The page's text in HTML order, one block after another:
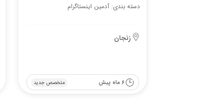
دسته بندی: آدمین اینستاگرام
زنجان
متخصص جدید 6 ماه پیش